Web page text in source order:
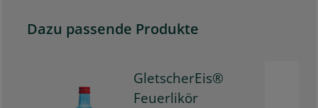
Dazu passende Produkte
GletscherEis®
Feuerlikör